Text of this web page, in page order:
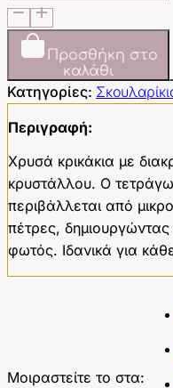
Drops
ποσότητα
Προσθήκη στο
καλάθι
Κατηγορίες:
Περιγραφή:
Χρυσά κρικάκια με
κρυστάλλου. Ο
περιβάλλεται από
πέτρες, δημιουργώντας
φωτός. Ιδανικά για
Μοιραστείτε το στα: